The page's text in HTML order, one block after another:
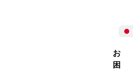
お
困